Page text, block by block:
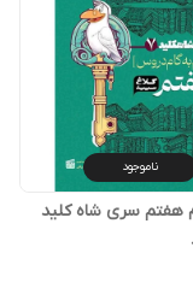
ناموجود
هفتم سری شاه کلید